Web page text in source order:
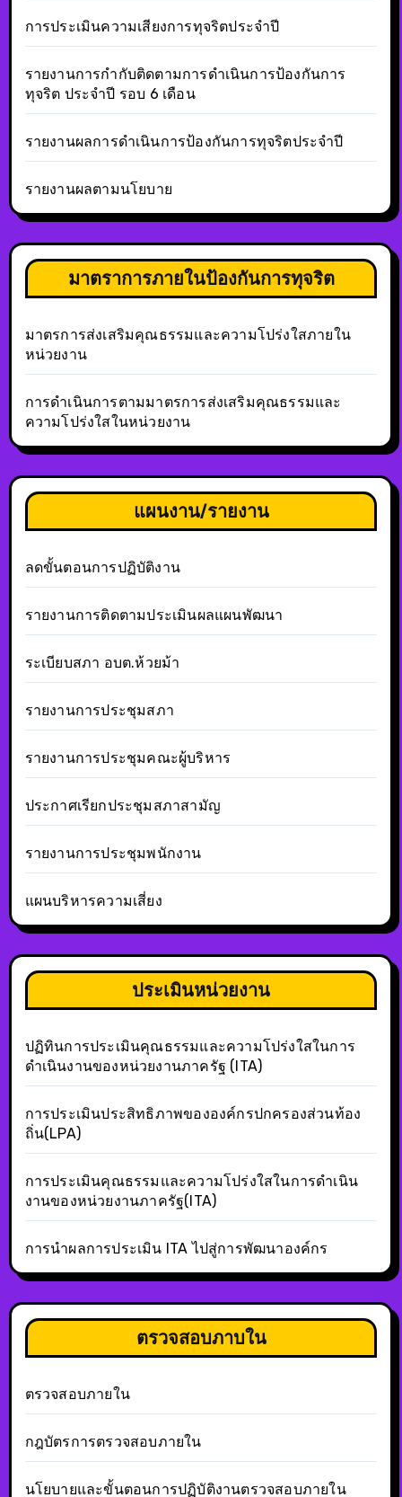
การประเมินความเสียงการทุจริตประจำปี
รายงานการกำกับติดตามการดำเนินการป้องกันการ
ทุจริต ประจำปี รอบ 6 เดือน
รายงานผลการดำเนินการป้องกันการทุจริตประจำปี
รายงานผลตามนโยบาย
มาตราการภายในป้องกันการทุจริต
มาตรการส่งเสริมคุณธรรมและความโปร่งใสภายใน
หน่วยงาน
การดำเนินการตามมาตรการส่งเสริมคุณธรรมและ
ความโปร่งใสในหน่วยงาน
แผนงาน/รายงาน
ลดขั้นตอนการปฏิบัติงาน
รายงานการติดตามประเมินผลแผนพัฒนา
ระเบียบสภา อบต.ห้วยม้า
รายงานการประชุมสภา
รายงานการประชุมคณะผู้บริหาร
ประกาศเรียกประชุมสภาสามัญ
รายงานการประชุมพนักงาน
แผนบริหารความเสี่ยง
ประเมินหน่วยงาน
ปฏิทินการประเมินคุณธรรมและความโปร่งใสในการ
ดำเนินงานของหน่วยงานภาครัฐ (ITA)
การประเมินประสิทธิภาพขององค์กรปกครองส่วนท้อง
ถิ่น(LPA)
การประเมินคุณธรรมและความโปร่งใสในการดำเนิน
งานของหน่วยงานภาครัฐ(ITA)
การนำผลการประเมิน ITA ไปสู่การพัฒนาองค์กร
ตรวจสอบภาบใน
ตรวจสอบภายใน
กฎบัตรการตรวจสอบภายใน
นโยบายและขั้นตอนการปฏิบัติงานตรวจสอบภายใน